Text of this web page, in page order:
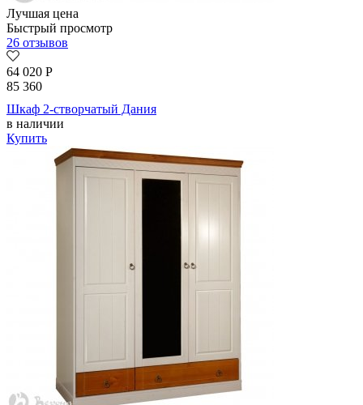
Лучшая цена
Быстрый просмотр
26 отзывов
64 020 Р
85 360
Шкаф 2-створчатый Дания
в наличии
Купить